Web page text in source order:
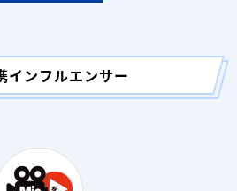
インフルエンサー